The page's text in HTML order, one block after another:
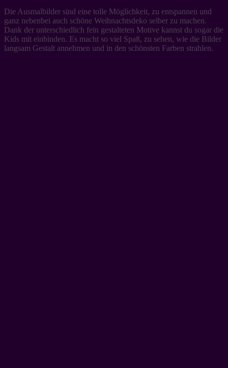
Die Ausmalbilder sind eine tolle Möglichkeit, zu entspannen und
ganz nebenbei auch schöne Weihnachtsdeko selber zu machen.
Dank der unterschiedlich fein gestalteten Motive kannst du sogar die
Kids mit einbinden. Es macht so viel Spaß, zu sehen, wie die Bilder
langsam Gestalt annehmen und in den schönsten Farben strahlen.